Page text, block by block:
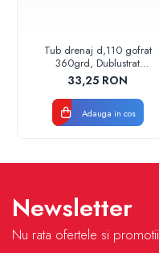
Tub drenaj d,110 gofrat
360grd, Dublustrat
verde/negru 110152 Drainkit
33,25 RON
Adauga in cos
Newsletter
Nu rata ofertele si